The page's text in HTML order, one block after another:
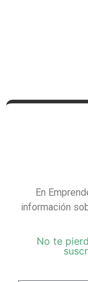
En
información
No te